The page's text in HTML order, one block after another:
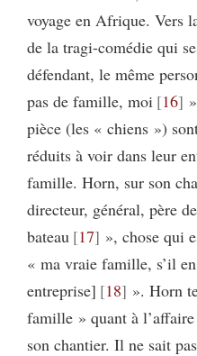
voyage en Afrique. Vers
de la tragi-comédie qui
défendant, le même
pas de famille, moi 16
pièce (les « chiens »)
réduits à voir dans leur
famille. Horn, sur son
directeur, général, père
bateau 17 », chose qui
« ma vraie famille, s’il
entreprise] 18 ». Horn
famille » quant à
son chantier. Il ne sait